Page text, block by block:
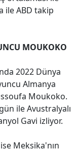
ile ABD takip
MOUKOKO
2022 Dünya
Almanya
Moukoko.
ile Avustralyalı
Gavi izliyor.
Meksika'nın